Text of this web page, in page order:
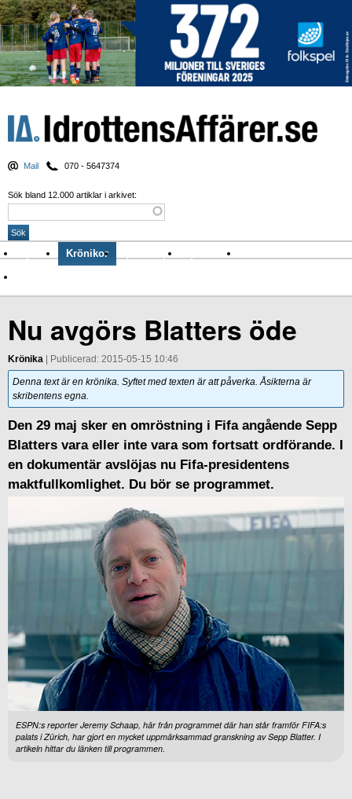
Mail 070 - 5647374
Sök bland 12.000 artiklar i arkivet:
Nyheter Krönikor Sport & spel Nyhetsbrev
Nu avgörs Blatters öde
Krönika | Publicerad: 2015-05-15 10:46
Denna text är en krönika. Syftet med texten är att påverka. Åsikterna är
skribentens egna.
Den 29 maj sker en omröstning i Fifa angående Sepp
Blatters vara eller inte vara som fortsatt ordförande. I
en dokumentär avslöjas nu Fifa-presidentens
maktfullkomlighet. Du bör se programmet.
ESPN:s reporter Jeremy Schaap, här från programmet där han står framför FIFA:s
palats i Zürich, har gjort en mycket uppmärksammad granskning av Sepp Blatter. I
artikeln hittar du länken till programmen.